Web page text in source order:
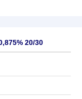
20/30